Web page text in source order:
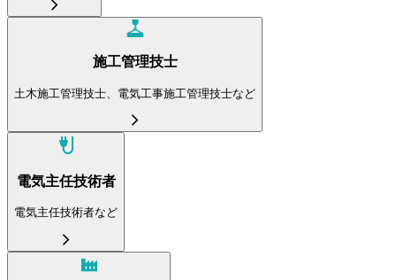
施工管理技士
土木施工管理技士、電気工事施工管理技士など
電気主任技術者
電気主任技術者など